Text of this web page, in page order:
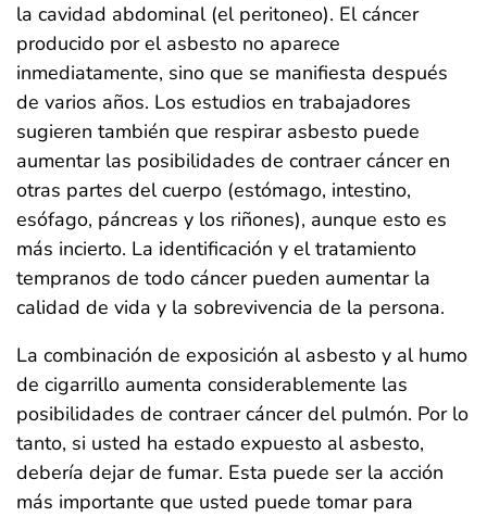
la cavidad abdominal (el peritoneo). El cáncer
producido por el asbesto no aparece
inmediatamente, sino que se manifiesta después
de varios años. Los estudios en trabajadores
sugieren también que respirar asbesto puede
aumentar las posibilidades de contraer cáncer en
otras partes del cuerpo (estómago, intestino,
esófago, páncreas y los riñones), aunque esto es
más incierto. La identificación y el tratamiento
tempranos de todo cáncer pueden aumentar la
calidad de vida y la sobrevivencia de la persona.
La combinación de exposición al asbesto y al humo
de cigarrillo aumenta considerablemente las
posibilidades de contraer cáncer del pulmón. Por lo
tanto, si usted ha estado expuesto al asbesto,
debería dejar de fumar. Esta puede ser la acción
más importante que usted puede tomar para